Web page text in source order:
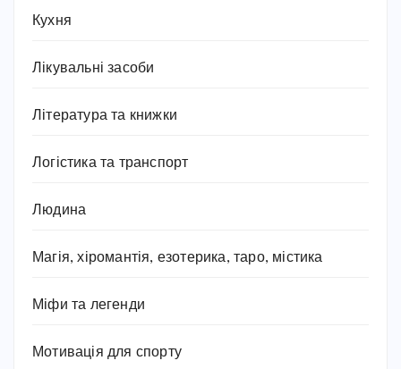
Кухня
Лікувальні засоби
Література та книжки
Логістика та транспорт
Людина
Магія, хіромантія, езотерика, таро, містика
Міфи та легенди
Мотивація для спорту